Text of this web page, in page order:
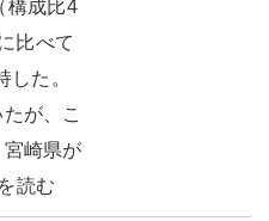
構成比4
比べて
た。
が、こ
崎県が
読む